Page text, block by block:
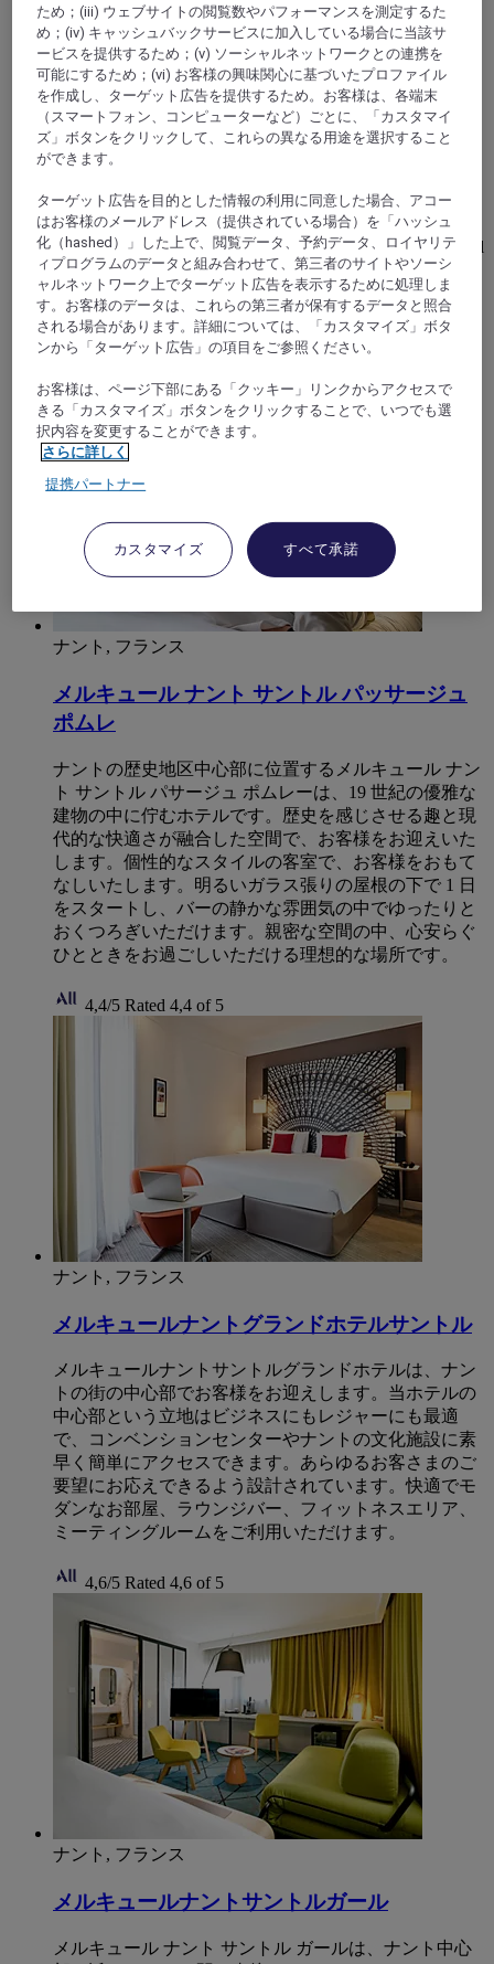
SAINT-HERBLAIN, フランス
Mercure Zénith Nantes Saint-Herblain Hotel
Located in a wooded setting in the ZAC Armor area, the hotel
is close to the Zénith Nantes Métropole and the Atlantis
shopping area. The hotel offers a wide range of services: bar,
lecture room, 24/7 reception, relaxation area with sauna and
hammam, private parking, catering service, etc.
ナント, フランス
メルキュール ナント サントル パッサージュ
ポムレ
ナントの歴史地区中心部に位置するメルキュール ナン
ト サントル パサージュ ポムレーは、19 世紀の優雅な
建物の中に佇むホテルです。歴史を感じさせる趣と現
代的な快適さが融合した空間で、お客様をお迎えいた
します。個性的なスタイルの客室で、お客様をおもて
なしいたします。明るいガラス張りの屋根の下で 1 日
をスタートし、バーの静かな雰囲気の中でゆったりと
おくつろぎいただけます。親密な空間の中、心安らぐ
ひとときをお過ごしいただける理想的な場所です。
4,4/5 Rated 4,4 of 5
ナント, フランス
メルキュールナントグランドホテルサントル
メルキュールナントサントルグランドホテルは、ナン
トの街の中心部でお客様をお迎えします。当ホテルの
中心部という立地はビジネスにもレジャーにも最適
で、コンベンションセンターやナントの文化施設に素
早く簡単にアクセスできます。あらゆるお客さまのご
要望にお応えできるよう設計されています。快適でモ
ダンなお部屋、ラウンジバー、フィットネスエリア、
ミーティングルームをご利用いただけます。
4,6/5 Rated 4,6 of 5
ナント, フランス
メルキュールナントサントルガール
メルキュール ナント サントル ガールは、ナント中心
ため；(iii) ウェブサイトの閲覧数やパフォーマンスを測定するた
め；(iv) キャッシュバックサービスに加入している場合に当該サ
ービスを提供するため；(v) ソーシャルネットワークとの連携を
可能にするため；(vi) お客様の興味関心に基づいたプロファイル
を作成し、ターゲット広告を提供するため。お客様は、各端末
（スマートフォン、コンピューターなど）ごとに、「カスタマイ
ズ」ボタンをクリックして、これらの異なる用途を選択すること
ができます。
ターゲット広告を目的とした情報の利用に同意した場合、アコー
はお客様のメールアドレス（提供されている場合）を「ハッシュ
化（hashed）」した上で、閲覧データ、予約データ、ロイヤリテ
ィプログラムのデータと組み合わせて、第三者のサイトやソーシ
ャルネットワーク上でターゲット広告を表示するために処理しま
す。お客様のデータは、これらの第三者が保有するデータと照合
される場合があります。詳細については、「カスタマイズ」ボタ
ンから「ターゲット広告」の項目をご参照ください。
お客様は、ページ下部にある「クッキー」リンクからアクセスで
きる「カスタマイズ」ボタンをクリックすることで、いつでも選
択内容を変更することができます。
さらに詳しく
提携パートナー
カスタマイズ すべて承諾